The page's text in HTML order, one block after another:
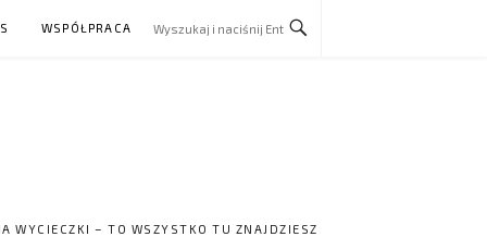
WSPÓŁPRACA
WYCIECZKI – TO WSZYSTKO TU ZNAJDZIESZ